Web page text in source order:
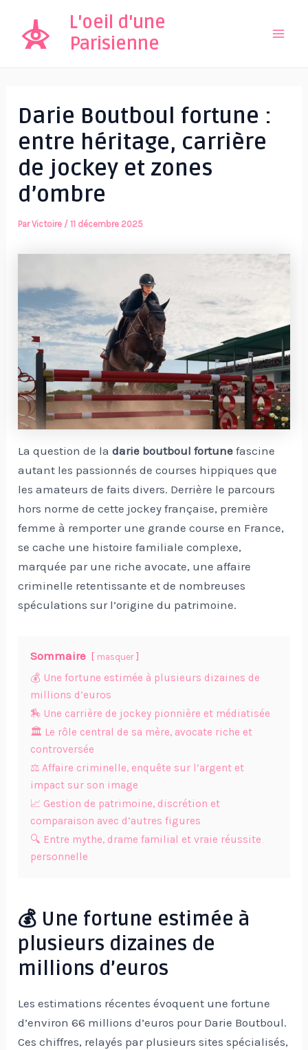
contenu
L'oeil d'une
Parisienne
Darie Boutboul fortune :
entre héritage, carrière
de jockey et zones
d’ombre
ParVictoire /11 décembre 2025
La question de ladarie boutboul fortune fascine
autant les passionnés de courses hippiques que
les amateurs de faits divers. Derrière le parcours
hors norme de cette jockey française, première
femme à remporter une grande course en France,
se cache une histoire familiale complexe,
marquée par une riche avocate, une affaire
criminelle retentissante et de nombreuses
spéculations sur l’origine du patrimoine.
Sommaire masquer
💰 Une fortune estimée à plusieurs dizaines de
millions d’euros
🏇 Une carrière de jockey pionnière et médiatisée
🏛️ Le rôle central de sa mère, avocate riche et
controversée
⚖️ Affaire criminelle, enquête sur l’argent et
impact sur son image
📈 Gestion de patrimoine, discrétion et
comparaison avec d’autres figures
🔍 Entre mythe, drame familial et vraie réussite
personnelle
💰 Une fortune estimée à
plusieurs dizaines de
millions d’euros
Les estimations récentes évoquent une fortune
d’environ 66 millions d’euros pour Darie Boutboul.
Ces chiffres, relayés par plusieurs sites spécialisés,